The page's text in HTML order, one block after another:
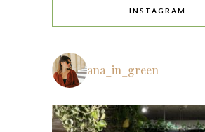
INSTAGRAM
ana_in_green